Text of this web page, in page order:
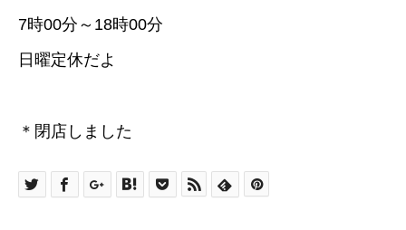
7時00分～18時00分
日曜定休だよ
＊閉店しました